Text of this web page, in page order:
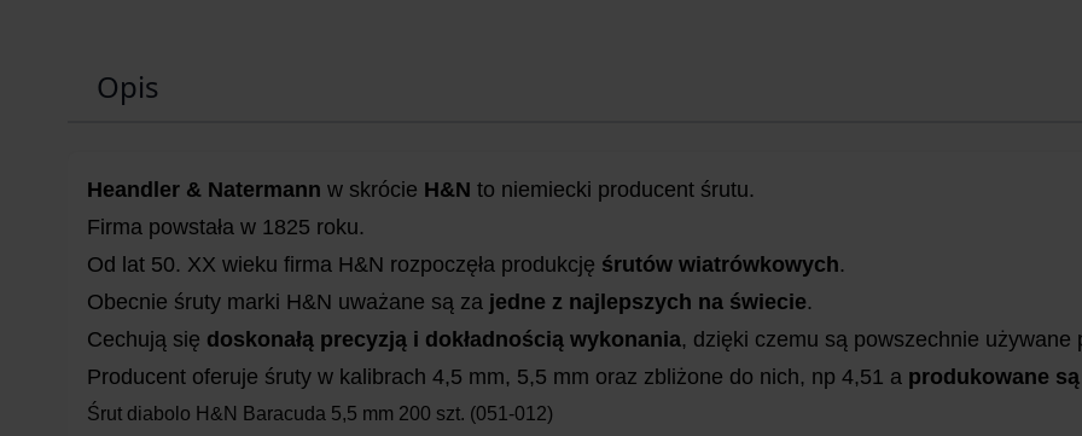
Opis
Heandler & Natermann w skrócie H&N to niemiecki producent śrutu.
Firma powstała w 1825 roku.
Od lat 50. XX wieku firma H&N rozpoczęła produkcję śrutów wiatrówkowych.
Obecnie śruty marki H&N uważane są za jedne z najlepszych na świecie.
Cechują się doskonałą precyzją i dokładnością wykonania, dzięki czemu są powszechnie
Producent oferuje śruty w kalibrach 4,5 mm, 5,5 mm oraz zbliżone do nich, np 4,51 a produkowane
Śrut diabolo H&N Baracuda 5,5 mm 200 szt. (051-012)